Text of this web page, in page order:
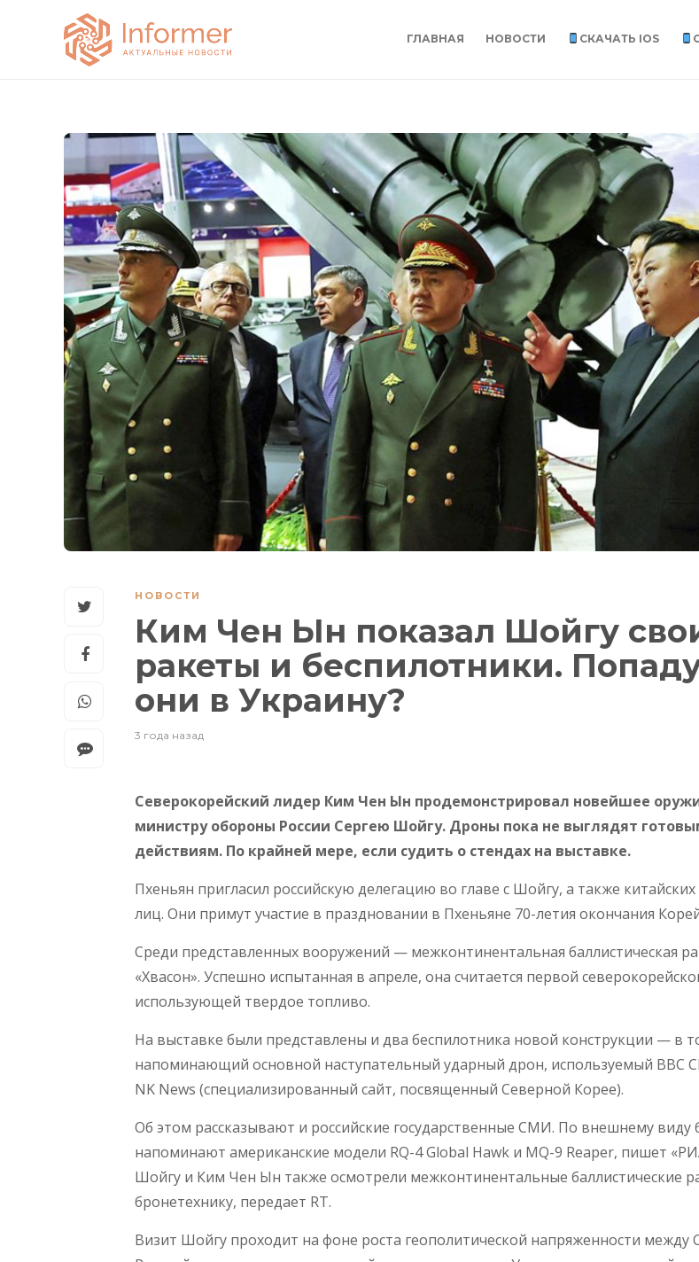
ГЛАВНАЯ НОВОСТИ СКАЧАТЬ IOS
НОВОСТИ
Ким Чен Ын показал Шойгу
ракеты и беспилотники.
они в Украину?
3 года назад
Северокорейский лидер Ким Чен Ын продемонстрировал новейшее
министру обороны России Сергею Шойгу. Дроны пока не выглядят
действиям. По крайней мере, если судить о стендах на выставке.
Пхеньян пригласил российскую делегацию во главе с Шойгу, а также
лиц. Они примут участие в праздновании в Пхеньяне 70-летия окончания
Среди представленных вооружений — межконтинентальная баллистическая
«Хвасон». Успешно испытанная в апреле, она считается первой
использующей твердое топливо.
На выставке были представлены и два беспилотника новой конструкции — в
напоминающий основной наступательный ударный дрон, используемый ВВС
NK News (специализированный сайт, посвященный Северной Корее).
Об этом рассказывают и российские государственные СМИ. По внешнему виду
напоминают американские модели RQ-4 Global Hawk и MQ-9 Reaper, пишет
Шойгу и Ким Чен Ын также осмотрели межконтинентальные баллистические
бронетехнику, передает RT.
Визит Шойгу проходит на фоне роста геополитической напряженности